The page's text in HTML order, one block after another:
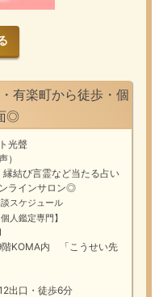
有楽町から徒歩・個
◎
光聲
）
縁結び言霊など当たる占い
ラインサロン◎
スケジュール
人鑑定専門】
階KOMA内 「こうせい先
出口・徒歩6分